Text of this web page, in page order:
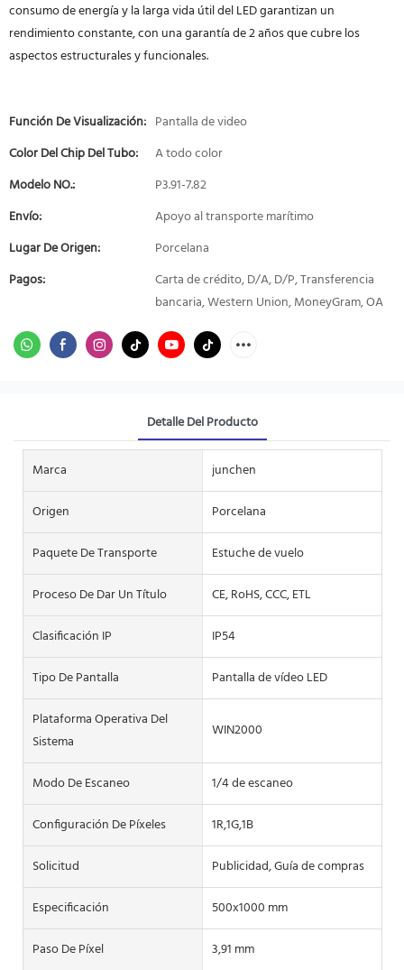
consumo de energía y la larga vida útil del LED garantizan un
rendimiento constante, con una garantía de 2 años que cubre los
aspectos estructurales y funcionales.
Función De Visualización: Pantalla de video
Color Del Chip Del Tubo:
A todo color
Modelo NO.:
P3.91-7.82
Envío:
Apoyo al transporte marítimo
Lugar De Origen:
Porcelana
Pagos:
Carta de crédito, D/A, D/P, Transferencia
bancaria, Western Union, MoneyGram, OA
Detalle Del Producto
Marca
junchen
Origen
Porcelana
Paquete De Transporte
Estuche de vuelo
Proceso De Dar Un Título
CE, RoHS, CCC, ETL
Clasificación IP
IP54
Tipo De Pantalla
Pantalla de vídeo LED
Plataforma Operativa Del
Sistema
WIN2000
Modo De Escaneo
1/4 de escaneo
Configuración De Píxeles
1R,1G,1B
Solicitud
Publicidad, Guía de compras
Especificación
500x1000 mm
Paso De Píxel
3,91 mm